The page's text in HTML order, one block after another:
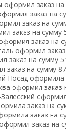
заказ
заказ на
заказ на
заказ на сумму
заказ на
оформил
заказ на сумму
на сумму
Посад оформила
оформил заказ
заказ на
заказ на
заказ на